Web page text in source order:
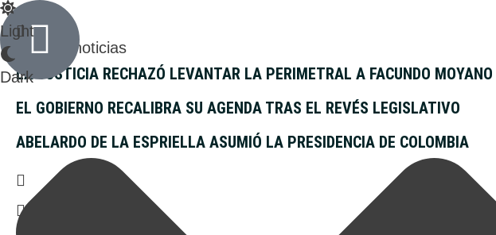
Light
Dark
Últimas noticias
LA JUSTICIA RECHAZÓ LEVANTAR LA PERIMETRAL A FACUNDO MOYANO
EL GOBIERNO RECALIBRA SU AGENDA TRAS EL REVÉS LEGISLATIVO
ABELARDO DE LA ESPRIELLA ASUMIÓ LA PRESIDENCIA DE COLOMBIA